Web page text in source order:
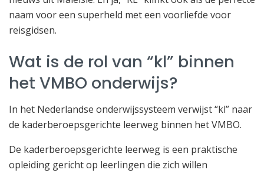
naam voor een superheld met een voorliefde voor
reisgidsen.
Wat is de rol van “kl” binnen
het VMBO onderwijs?
In het Nederlandse onderwijssysteem verwijst “kl” naar
de kaderberoepsgerichte leerweg binnen het VMBO.
De kaderberoepsgerichte leerweg is een praktische
opleiding gericht op leerlingen die zich willen